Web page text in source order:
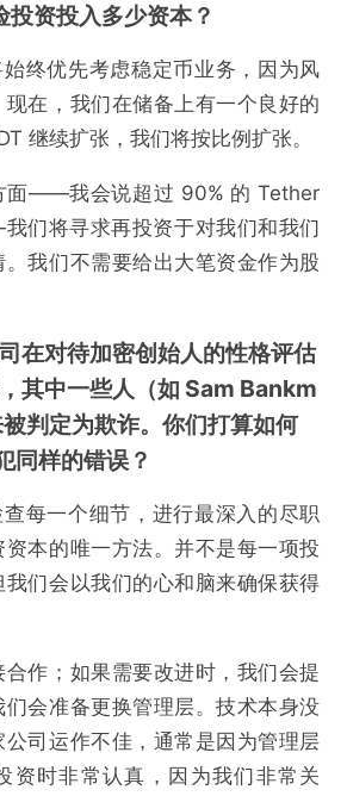
潮TechFlow
项
色情 诱导行为
资投入多少资本？
终优先考虑稳定币业务，因为风
现在，我们在储备上有一个良好的
继续扩张，我们将按比例扩张。
面——我会说超过 90% 的 Tether
们将寻求再投资于对我们和我们
我们不需要给出大笔资金作为股
在对待加密创始人的性格评估
其中一些人（如 Sam Bankm
判定为欺诈。你们打算如何
同样的错误？
每一个细节，进行最深入的尽职
本的唯一方法。并不是每一项投
们会以我们的心和脑来确保获得
作；如果需要改进时，我们会提
会准备更换管理层。技术本身没
司运作不佳，通常是因为管理层
资时非常认真，因为我们非常关